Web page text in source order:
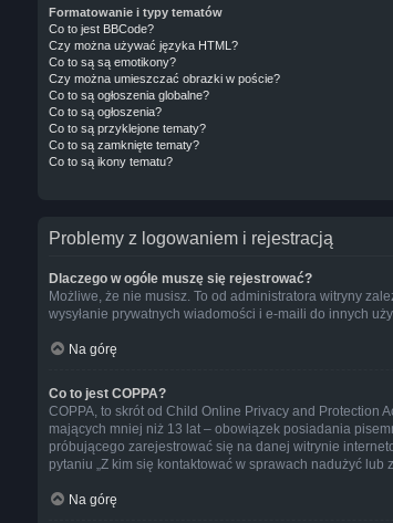
Formatowanie i typy tematów
Co to jest BBCode?
Czy można używać języka HTML?
Co to są są emotikony?
Czy można umieszczać obrazki w poście?
Co to są ogłoszenia globalne?
Co to są ogłoszenia?
Co to są przyklejone tematy?
Co to są zamknięte tematy?
Co to są ikony tematu?
Problemy z logowaniem i rejestracją
Dlaczego w ogóle muszę się rejestrować?
Możliwe, że nie musisz. To od administratora witryny
wysyłanie prywatnych wiadomości i e-maili do innych
Na górę
Co to jest COPPA?
COPPA, to skrót od Child Online Privacy and Protection
mających mniej niż 13 lat – obowiązek posiadania
próbującego zarejestrować się na danej witrynie
pytaniu „Z kim się kontaktować w sprawach nadużyć
Na górę